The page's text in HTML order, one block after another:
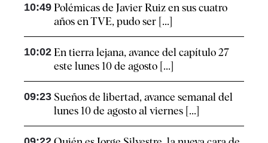
10:49 Polémicas de Javier Ruiz en sus cuatro
años en TVE, pudo ser [...]
10:02 En tierra lejana, avance del capítulo 27
este lunes 10 de agosto [...]
09:23 Sueños de libertad, avance semanal del
lunes 10 de agosto al viernes [...]